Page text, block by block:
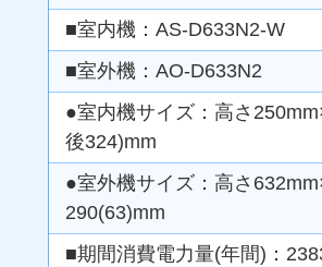
■室内機：AS-D633N2-W
■室外機：AO-D633N2
●室内機サイズ：高さ
後324)mm
●室外機サイズ：高さ
290(63)mm
■期間消費電力量(年間)：